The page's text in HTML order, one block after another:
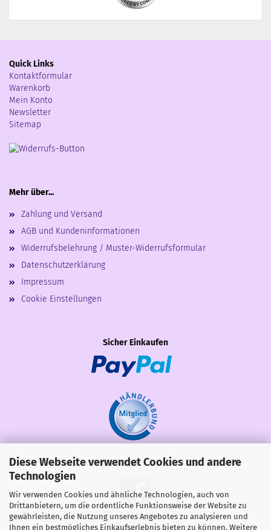
Diese Webseite verwendet Cookies und andere
Technologien
Wir verwenden Cookies und ähnliche Technologien, auch von
Drittanbietern, um die ordentliche Funktionsweise der Website zu
gewährleisten, die Nutzung unseres Angebotes zu analysieren und
Ihnen ein bestmögliches Einkaufserlebnis bieten zu können. Weitere
Quick Links
Kontaktformular
Warenkorb
Mein Konto
Newsletter
Sitemap
Mehr über...
Zahlung und Versand
AGB und Kundeninformationen
Widerrufsbelehrung / Muster-Widerrufsformular
Datenschutzerklärung
Impressum
Cookie Einstellungen
Sicher Einkaufen
Share